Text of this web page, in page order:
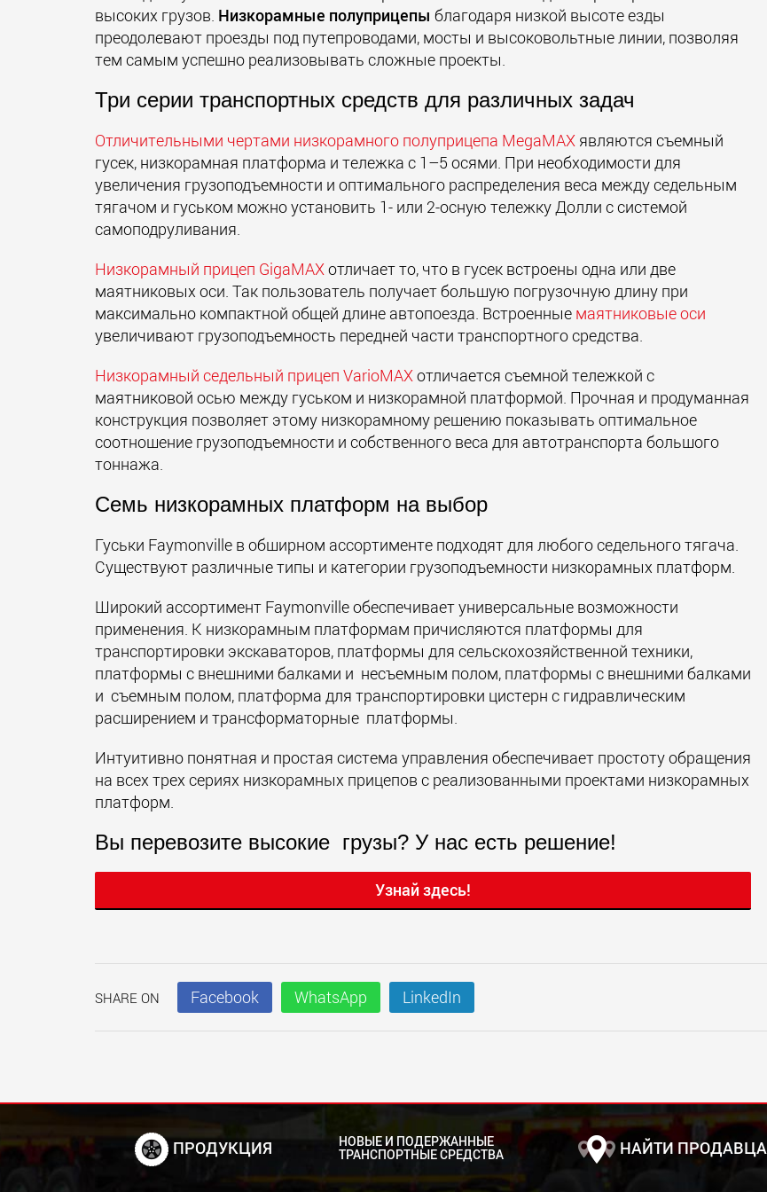
высоких грузов. Низкорамные полуприцепы благодаря низкой высоте езды
преодолевают проезды под путепроводами, мосты и высоковольтные линии, позволяя
тем самым успешно реализовывать сложные проекты.
Три серии транспортных средств для различных задач
Отличительными чертами низкорамного полуприцепа MegaMAX являются съемный
гусек, низкорамная платформа и тележка с 1–5 осями. При необходимости для
увеличения грузоподъемности и оптимального распределения веса между седельным
тягачом и гуськом можно установить 1- или 2-осную тележку Долли с системой
самоподруливания.
Низкорамный прицеп GigaMAXотличает то, что в гусек встроены одна или две
маятниковых оси. Так пользователь получает большую погрузочную длину при
максимально компактной общей длине автопоезда. Встроенные маятниковые оси
увеличивают грузоподъемность передней части транспортного средства.
Низкорамный седельный прицеп VarioMAXотличается съемной тележкой с
маятниковой осью между гуськом и низкорамной платформой. Прочная и продуманная
конструкция позволяет этому низкорамному решению показывать оптимальное
соотношение грузоподъемности и собственного веса для автотранспорта большого
тоннажа.
Семь низкорамных платформ на выбор
Гуськи Faymonville в обширном ассортименте подходят для любого седельного тягача.
Существуют различные типы и категории грузоподъемности низкорамных платформ.
Широкий ассортимент Faymonville обеспечивает универсальные возможности
применения. К низкорамным платформам причисляются платформы для
транспортировки экскаваторов, платформы для сельскохозяйственной техники,
платформы с внешними балками и несъемным полом, платформы с внешними балками
и съемным полом, платформа для транспортировки цистерн с гидравлическим
расширением и трансформаторные платформы.
Интуитивно понятная и простая система управления обеспечивает простоту обращения
на всех трех сериях низкорамных прицепов с реализованными проектами низкорамных
платформ.
Вы перевозите высокие грузы? У нас есть решение!
Узнай здесь!
SHARE ON Facebook WhatsApp LinkedIn
ПРОДУКЦИЯ НОВЫЕ И ПОДЕРЖАННЫЕ
ТРАНСПОРТНЫЕ СРЕДСТВА НАЙТИ ПРОДАВЦА